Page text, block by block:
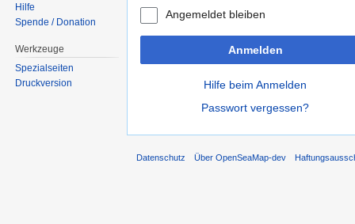
Angemeldet bleiben
Anmelden
Hilfe beim Anmelden
Passwort vergessen?
Hilfe
Spende / Donation
Werkzeuge
Spezialseiten
Druckversion
Datenschutz Über OpenSeaMap-dev